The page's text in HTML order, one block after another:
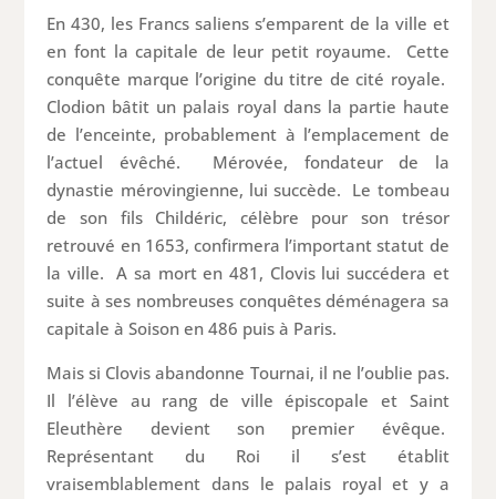
En 430, les Francs saliens s’emparent de la ville et
en font la capitale de leur petit royaume. Cette
conquête marque l’origine du titre de cité royale.
Clodion bâtit un palais royal dans la partie haute
de l’enceinte, probablement à l’emplacement de
l’actuel évêché. Mérovée, fondateur de la
dynastie mérovingienne, lui succède. Le tombeau
de son fils Childéric, célèbre pour son trésor
retrouvé en 1653, confirmera l’important statut de
la ville. A sa mort en 481, Clovis lui succédera et
suite à ses nombreuses conquêtes déménagera sa
capitale à Soison en 486 puis à Paris.
Mais si Clovis abandonne Tournai, il ne l’oublie pas.
Il l’élève au rang de ville épiscopale et Saint
Eleuthère devient son premier évêque.
Représentant du Roi il s’est établit
vraisemblablement dans le palais royal et y a